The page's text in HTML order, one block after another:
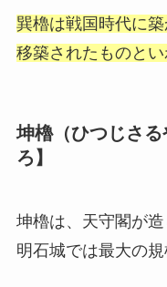
巽櫓は戦国時代に
移築されたものとい
坤櫓（ひつじさ
ろ】
坤櫓は、天守閣が
明石城では最大の規